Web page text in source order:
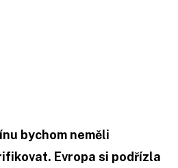
bychom neměli
Evropa si podřízla